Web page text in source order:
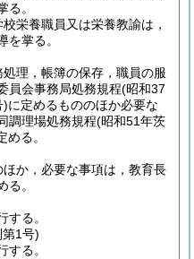
る。
栄養職員又は栄養教諭は，
を掌る。
理，帳簿の保存，職員の服
員会事務局処務規程(昭和37
)に定めるもののほか必要な
調理場処務規程(昭和51年茨
める。
ほか，必要な事項は，教育長
る。
する。
1号)
する。